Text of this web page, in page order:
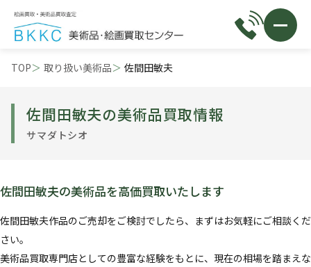
TOP 取り扱い美術品 佐間田敏夫
佐間田敏夫の美術品買取情報
サマダトシオ
佐間田敏夫の美術品を高価買取いたします
佐間田敏夫作品のご売却をご検討でしたら、まずはお気軽にご相談くだ
さい。
美術品買取専門店としての豊富な経験をもとに、現在の相場を踏まえな